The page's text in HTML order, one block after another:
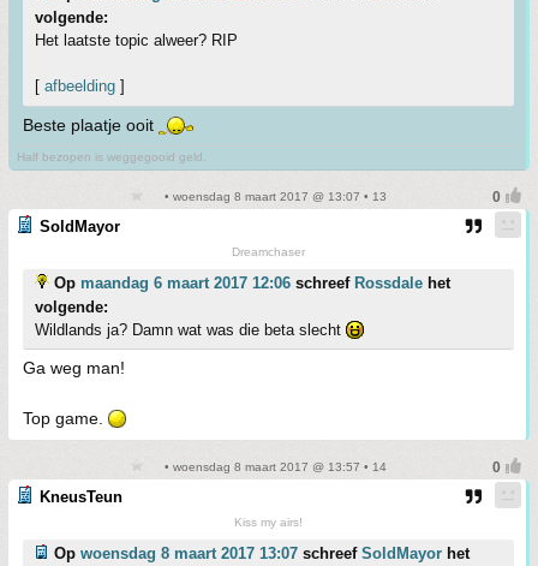
volgende:
Het laatste topic alweer? RIP
[ afbeelding ]
Beste plaatje ooit
Half bezopen is weggegooid geld.
• woensdag 8 maart 2017 @ 13:07 • 13
SoldMayor
Dreamchaser
Op maandag 6 maart 2017 12:06 schreef Rossdale het
volgende:
Wildlands ja? Damn wat was die beta slecht
Ga weg man!
Top game.
• woensdag 8 maart 2017 @ 13:57 • 14
KneusTeun
Kiss my airs!
Op woensdag 8 maart 2017 13:07 schreef SoldMayor het